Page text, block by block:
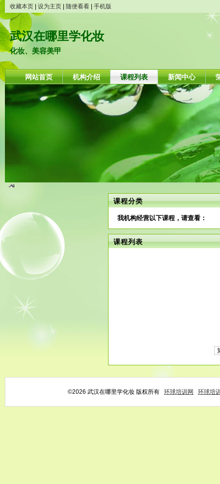
收藏本页 设为主页 随便看看 手机版
武汉在哪里学化妆
化妆、美容美甲
网站首页 机构介绍 课程列表 新闻中心
课程分类
我机构经营以下课程，请查看：
课程列表
©2026 武汉在哪里学化妆 版权所有 环球培训网 环球培